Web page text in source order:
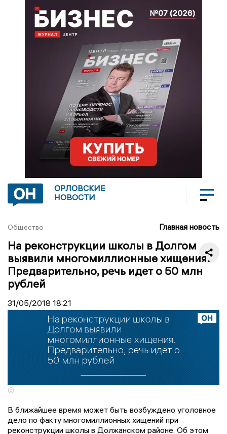
ОРЛОВСКИЕ
НОВОСТИ
Общество Главная новость
На реконструкции школы в Долгом
выявили многомиллионные хищения.
Предварительно, речь идет о 50 млн
рублей
31/05/2018 18:21
©
В ближайшее время может быть возбуждено уголовное
дело по факту многомиллионных хищений при
реконструкции школы в Должанском районе. Об этом